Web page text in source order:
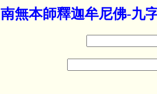
南無本師釋迦牟尼佛-九